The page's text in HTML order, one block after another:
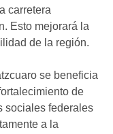
carretera
Esto mejorará la
de la región.
de
sociales federales
a la